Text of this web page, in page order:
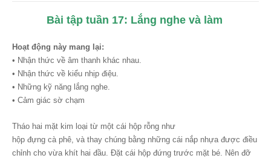
Bài tập tuần 17: Lắng nghe và làm
Hoạt động này mang lại:
• Nhận thức về âm thanh khác nhau.
• Nhận thức về kiểu nhịp điệu.
• Những kỹ năng lắng nghe.
• Cảm giác sờ chạm
Tháo hai mặt kim loại từ một cái hộp rỗng như
hộp đựng cà phê, và thay chúng bằng những cái nắp nhựa được điều
chỉnh cho vừa khít hai đầu. Đặt cái hộp đứng trước mặt bé. Nên đỡ